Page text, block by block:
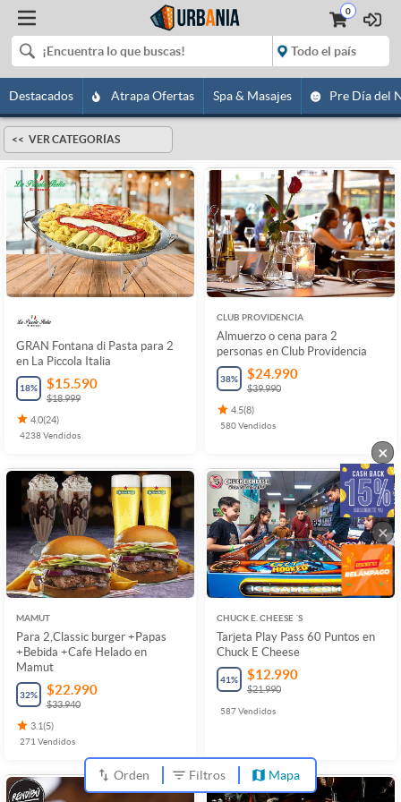
0
Destacados Atrapa Ofertas Spa & Masajes Pre Día del
VER CATEGORÍAS
GRAN Fontana di Pasta para 2
en La Piccola Italia
18% $15.590
$18.999
4.0(24)
4238Vendidos
CLUB PROVIDENCIA
Almuerzo o cena para 2
personas en Club Providencia
38% $24.990
$39.990
4.5(8)
580Vendidos
MAMUT
Para 2,Classic burger +Papas
+Bebida +Cafe Helado en
Mamut
32% $22.990
$33.940
3.1(5)
271 Vendidos
CHUCK E. CHEESE ´S
Tarjeta Play Pass 60 Puntos en
Chuck E Cheese
41% $12.990
$21.990
587Vendidos
Orden Filtros Mapa
×
×